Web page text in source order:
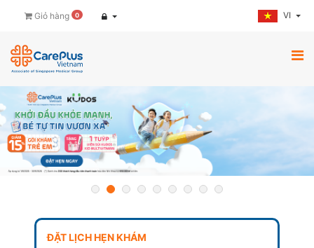
Giỏ hàng 0 VI
ĐẶT LỊCH HẸN KHÁM